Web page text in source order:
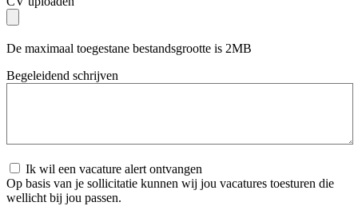
De maximaal toegestane bestandsgrootte is 2MB
Begeleidend schrijven
Ik wil een vacature alert ontvangen
Op basis van je sollicitatie kunnen wij jou vacatures toesturen die
wellicht bij jou passen.